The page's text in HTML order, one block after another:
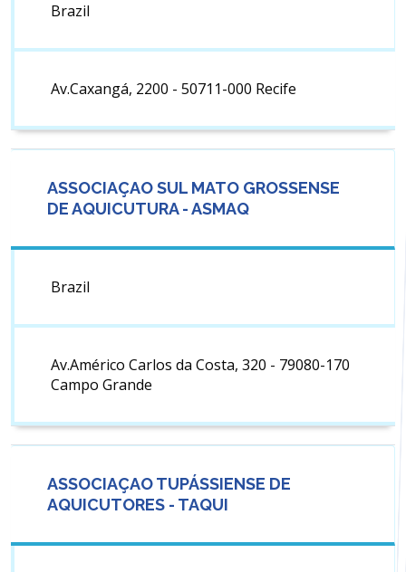
Brazil
Av.Caxangá, 2200 - 50711-000 Recife
ASSOCIAÇAO SUL MATO GROSSENSE
DE AQUICUTURA - ASMAQ
Brazil
Av.Américo Carlos da Costa, 320 - 79080-170
Campo Grande
ASSOCIAÇAO TUPÁSSIENSE DE
AQUICUTORES - TAQUI